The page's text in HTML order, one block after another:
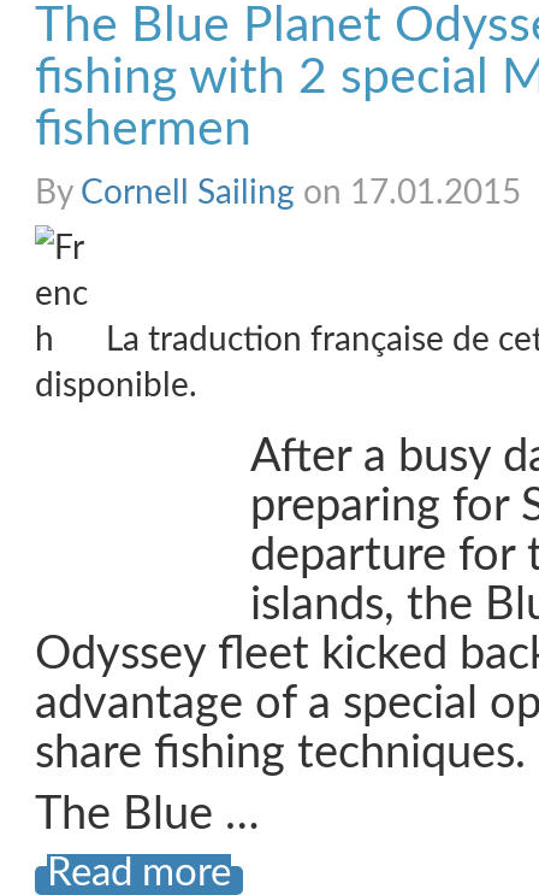
The Blue Planet
fishing with 2 special
fishermen
By Cornell Sailing on 17.01.2015
La traduction française de
disponible.
After a busy
preparing for
departure for
islands, the
Odyssey fleet kicked
advantage of a special
share fishing techniques.
The Blue …
Read more